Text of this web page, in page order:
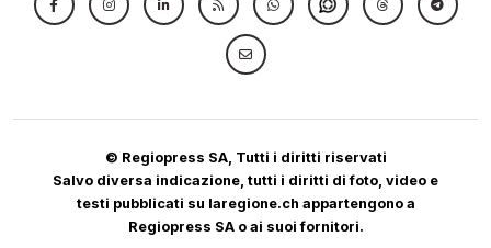
© Regiopress SA, Tutti i diritti riservati
Salvo diversa indicazione, tutti i diritti di foto, video e
testi pubblicati su laregione.ch appartengono a
Regiopress SA o ai suoi fornitori.